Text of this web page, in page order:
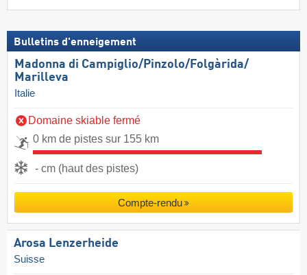
Bulletins d'enneigement
Madonna di Campiglio/​Pinzolo/​Folgàrida/​
Marilleva
Italie
Domaine skiable fermé
0 km de pistes sur 155 km
- cm (haut des pistes)
Compte-rendu
Arosa Lenzerheide
Suisse